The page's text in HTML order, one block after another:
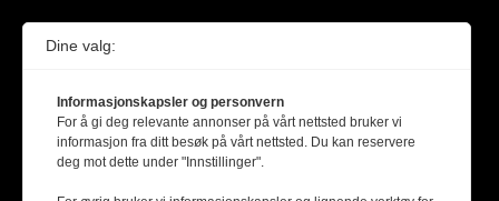
(Billedkunst Opphavsrett i Norge)
Alt materiale er vernet av Åndsverksloven.
Dine valg:
Informasjonskapsler og personvern
For å gi deg relevante annonser på vårt nettsted bruker vi
informasjon fra ditt besøk på vårt nettsted. Du kan reservere
deg mot dette under "Innstillinger".